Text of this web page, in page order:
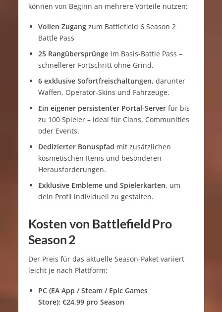
können von Beginn an mehrere Vorteile nutzen:
Vollen Zugang zum Battlefield 6 Season 2
Battle Pass
25 Rangübersprüngeim Basis-Battle Pass –
schnellerer Fortschritt ohne Grind.
6 exklusive Sofortfreischaltungen, darunter
Waffen, Operator-Skins und Fahrzeuge.
Ein eigener persistenter Portal-Serverfür bis
zu 100 Spieler – ideal für Clans, Communities
oder Events.
Dedizierter Bonuspfad mit zusätzlichen
kosmetischen Items und besonderen
Herausforderungen.
Exklusive Embleme und Spielerkarten, um
dein Profil individuell zu gestalten.
Kosten von Battlefield Pro
Season 2
Der Preis für das aktuelle Season-Paket variiert
leicht je nach Plattform:
PC (EA App / Steam / Epic Games
Store): €24,99 pro Season